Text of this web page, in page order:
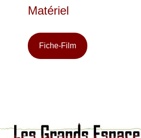
Matériel
Fiche-Film